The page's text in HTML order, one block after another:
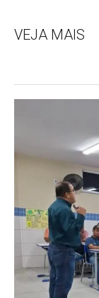
VEJA MAIS